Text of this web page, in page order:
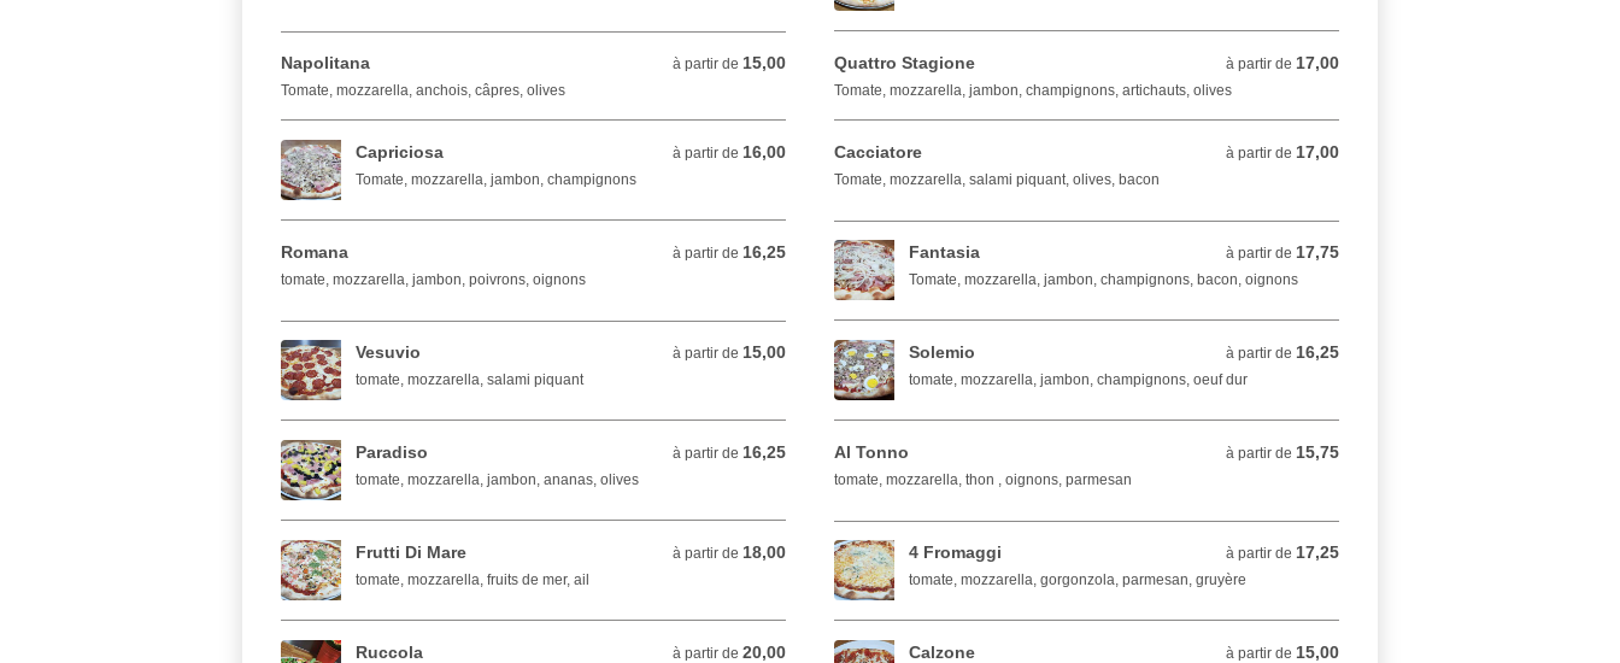
Napolitana à partir de 15,00
à partir de 15,00 EUR
Tomate, mozzarella, anchois, câpres, olives
Quattro Stagione à partir de 17,00
à partir de 17,00 EUR
Tomate, mozzarella, jambon, champignons, artichauts, olives
Capriciosa à partir de 16,00
à partir de 16,00 EUR
Tomate, mozzarella, jambon, champignons
Cacciatore à partir de 17,00
à partir de 17,00 EUR
Tomate, mozzarella, salami piquant, olives, bacon
Romana à partir de 16,25
à partir de 16,25 EUR
tomate, mozzarella, jambon, poivrons, oignons
Fantasia à partir de 17,75
à partir de 17,75 EUR
Tomate, mozzarella, jambon, champignons, bacon, oignons
Vesuvio à partir de 15,00
à partir de 15,00 EUR
tomate, mozzarella, salami piquant
Solemio à partir de 16,25
à partir de 16,25 EUR
tomate, mozzarella, jambon, champignons, oeuf dur
Paradiso à partir de 16,25
à partir de 16,25 EUR
tomate, mozzarella, jambon, ananas, olives
Al Tonno à partir de 15,75
à partir de 15,75 EUR
tomate, mozzarella, thon , oignons, parmesan
Frutti Di Mare à partir de 18,00
à partir de 18,00 EUR
tomate, mozzarella, fruits de mer, ail
4 Fromaggi à partir de 17,25
à partir de 17,25 EUR
tomate, mozzarella, gorgonzola, parmesan, gruyère
Ruccola à partir de 20,00
à partir de 20,00 EUR
Calzone à partir de 15,00
à partir de 15,00 EUR